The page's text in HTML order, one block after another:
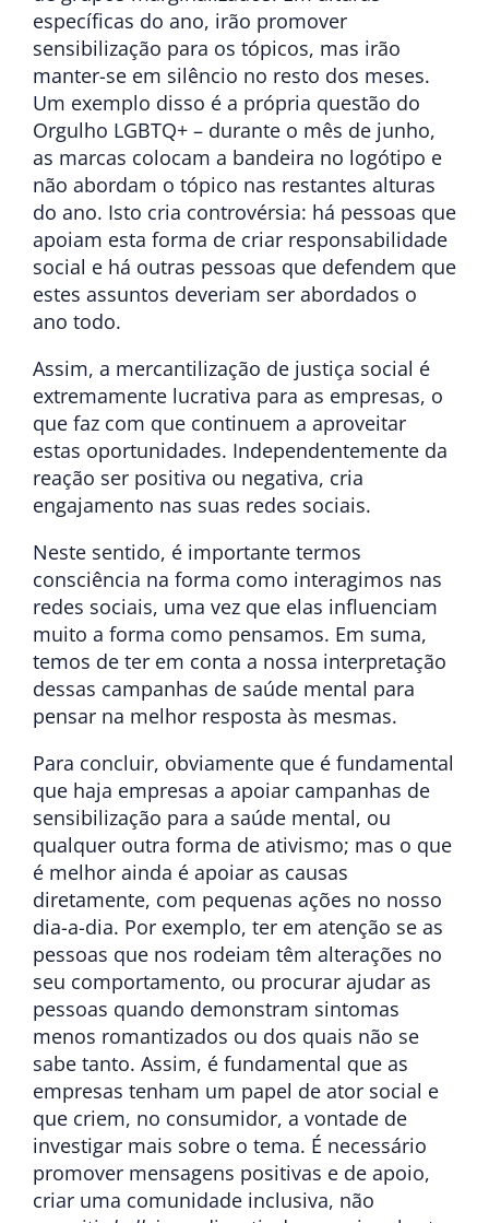
específicas do ano, irão promover
sensibilização para os tópicos, mas irão
manter-se em silêncio no resto dos meses.
Um exemplo disso é a própria questão do
Orgulho LGBTQ+ – durante o mês de junho,
as marcas colocam a bandeira no logótipo e
não abordam o tópico nas restantes alturas
do ano. Isto cria controvérsia: há pessoas que
apoiam esta forma de criar responsabilidade
social e há outras pessoas que defendem que
estes assuntos deveriam ser abordados o
ano todo.
Assim, a mercantilização de justiça social é
extremamente lucrativa para as empresas, o
que faz com que continuem a aproveitar
estas oportunidades. Independentemente da
reação ser positiva ou negativa, cria
engajamento nas suas redes sociais.
Neste sentido, é importante termos
consciência na forma como interagimos nas
redes sociais, uma vez que elas influenciam
muito a forma como pensamos. Em suma,
temos de ter em conta a nossa interpretação
dessas campanhas de saúde mental para
pensar na melhor resposta às mesmas.
Para concluir, obviamente que é fundamental
que haja empresas a apoiar campanhas de
sensibilização para a saúde mental, ou
qualquer outra forma de ativismo; mas o que
é melhor ainda é apoiar as causas
diretamente, com pequenas ações no nosso
dia-a-dia. Por exemplo, ter em atenção se as
pessoas que nos rodeiam têm alterações no
seu comportamento, ou procurar ajudar as
pessoas quando demonstram sintomas
menos romantizados ou dos quais não se
sabe tanto. Assim, é fundamental que as
empresas tenham um papel de ator social e
que criem, no consumidor, a vontade de
investigar mais sobre o tema. É necessário
promover mensagens positivas e de apoio,
criar uma comunidade inclusiva, não